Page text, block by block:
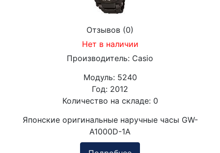
Отзывов (0)
Нет в наличии
Производитель: Casio
Модуль: 5240
Год: 2012
Количество на складе: 0
Японские оригинальные наручные часы GW-
A1000D-1A